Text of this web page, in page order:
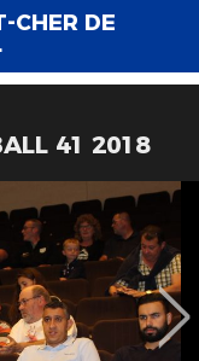
CHER DE
41 2018